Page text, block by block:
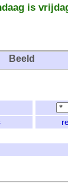
is
Beeld